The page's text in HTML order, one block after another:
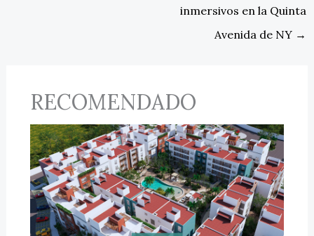
inmersivos en la Quinta
Avenida de NY →
RECOMENDADO